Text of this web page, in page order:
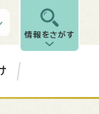
情報をさがす